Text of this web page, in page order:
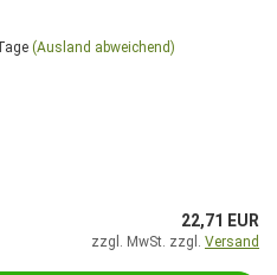
(Ausland abweichend)
22,71 EUR
zzgl. MwSt. zzgl. Versand